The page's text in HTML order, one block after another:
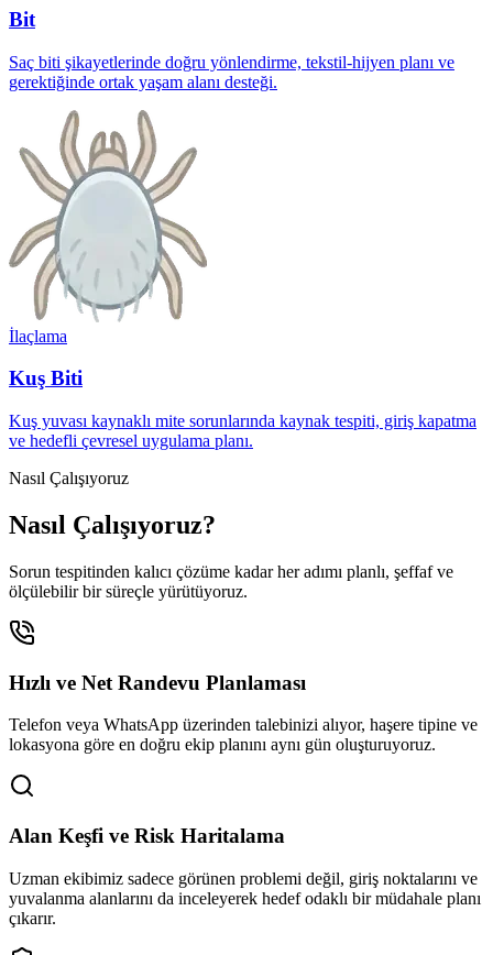
Bit
Saç biti şikayetlerinde doğru yönlendirme, tekstil-hijyen planı ve
gerektiğinde ortak yaşam alanı desteği.
İlaçlama
Kuş Biti
Kuş yuvası kaynaklı mite sorunlarında kaynak tespiti, giriş kapatma
ve hedefli çevresel uygulama planı.
Nasıl Çalışıyoruz
Nasıl Çalışıyoruz?
Sorun tespitinden kalıcı çözüme kadar her adımı planlı, şeffaf ve
ölçülebilir bir süreçle yürütüyoruz.
Hızlı ve Net Randevu Planlaması
Telefon veya WhatsApp üzerinden talebinizi alıyor, haşere tipine ve
lokasyona göre en doğru ekip planını aynı gün oluşturuyoruz.
Alan Keşfi ve Risk Haritalama
Uzman ekibimiz sadece görünen problemi değil, giriş noktalarını ve
yuvalanma alanlarını da inceleyerek hedef odaklı bir müdahale planı
çıkarır.